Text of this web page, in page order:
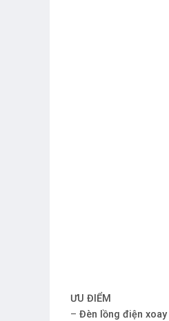
ƯU ĐIỂM
– Đèn lồng điện xoay